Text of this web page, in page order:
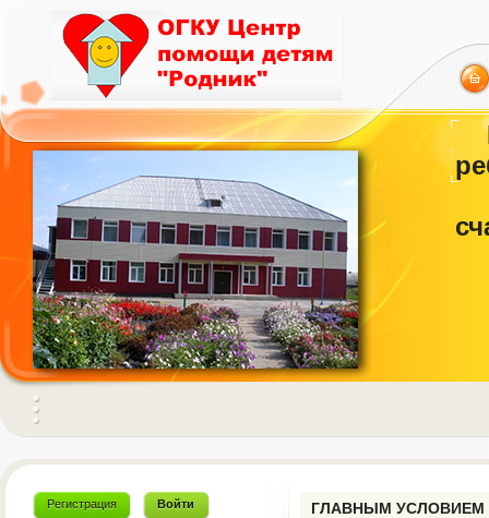
Регистрация Войти
ГЛАВНЫМ УСЛОВИЕМ